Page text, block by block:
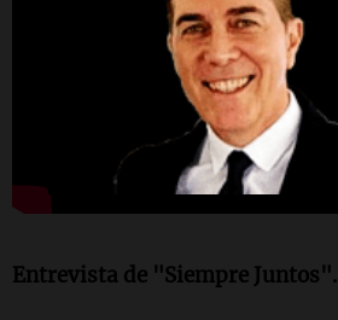
Video
Entrevista de "Siempre Juntos".